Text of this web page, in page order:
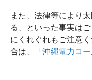
また、法律等により
る、といった事実は
にくれぐれもご注意
合は、「沖縄電力コ